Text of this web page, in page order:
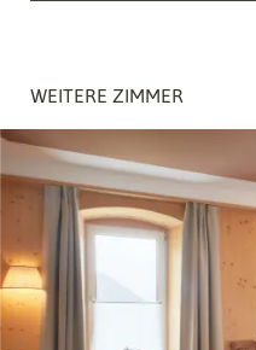
WEITERE ZIMMER